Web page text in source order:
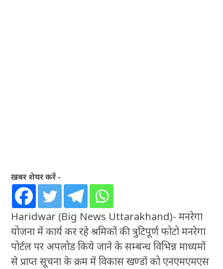
ख़बर शेयर करें -
Haridwar (Big News Uttarakhand)- मनरेगा
योजना में कार्य कर रहे श्रमिकों की त्रुटिपूर्ण फोटो मनरेगा
पोर्टल पर अपलोड किये जाने के सम्बन्ध विभिन्न माध्यमों
से प्राप्त सूचना के क्रम में विकास खण्डों को एनएमएमएस